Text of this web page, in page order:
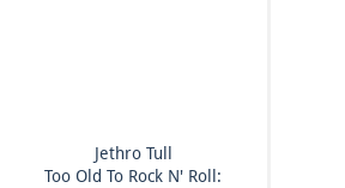
Jethro Tull
Too Old To Rock N' Roll: